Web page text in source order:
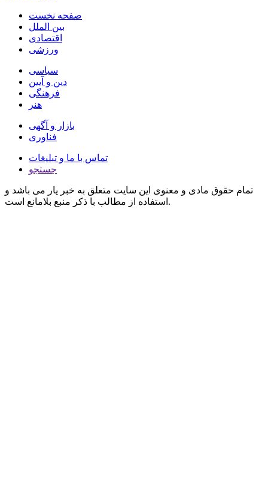
صفحه نخست
بین الملل
اقتصادی
ورزشی
سیاسی
دین و آیین
فرهنگی
هنر
بازار و آگهی
فناوری
تماس با ما و تبلیغات
جستجو
تمام حقوق مادی و معنوی این سایت متعلق به خبر یار می باشد و
استفاده از مطالب با ذکر منبع بلامانع است.